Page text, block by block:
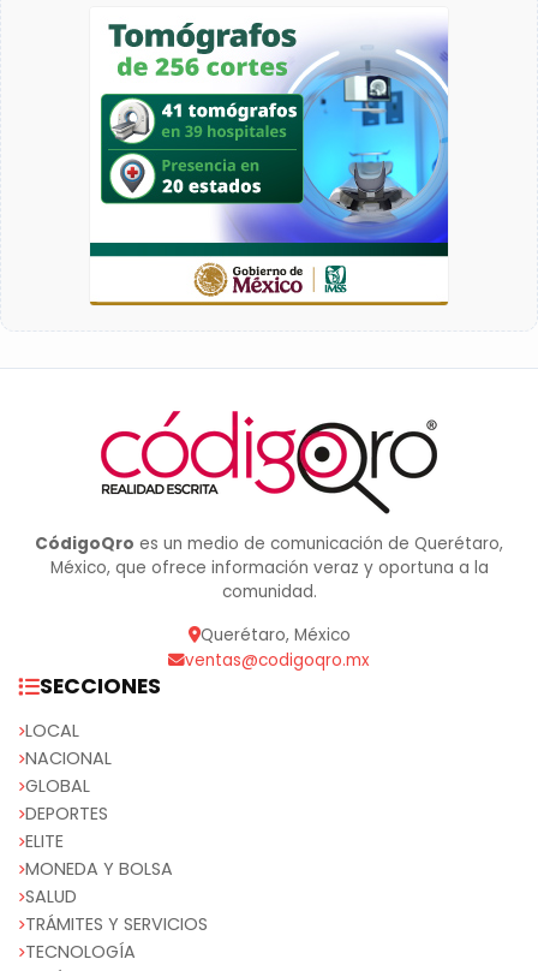
CódigoQro es un medio de comunicación de Querétaro,
México, que ofrece información veraz y oportuna a la
comunidad.
Querétaro, México
ventas@codigoqro.mx
SECCIONES
LOCAL
NACIONAL
GLOBAL
DEPORTES
ELITE
MONEDA Y BOLSA
SALUD
TRÁMITES Y SERVICIOS
TECNOLOGÍA